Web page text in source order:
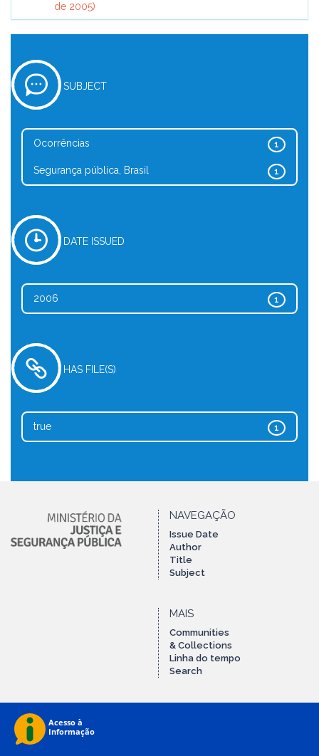
de 2005)
SUBJECT
1
Ocorrências
1
Segurança pública, Brasil
DATE ISSUED
1
2006
HAS FILE(S)
1
true
NAVEGAÇÃO
Issue Date
Author
Title
Subject
MAIS
Communities
& Collections
Linha do tempo
Search